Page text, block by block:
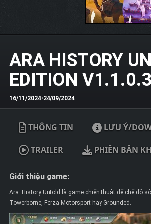
ARA HISTORY
EDITION
16/11/2024•24/09/2024
THÔNG TIN LƯU Ý/
TRAILER PHIÊN BẢN
Giới thiệu game:
Ara: History Untold là game chiến thuật đế chế đồ
Towerborne, Forza Motorsport hay Grounded.